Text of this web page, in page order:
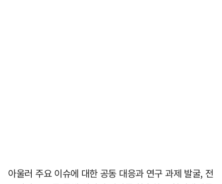
아울러 주요 이슈에 대한 공동 대응과 연구 과제 발굴, 전